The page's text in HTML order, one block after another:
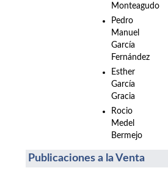
Monteagudo
Pedro
Manuel
García
Fernández
Esther
García
Gracia
Rocio
Medel
Bermejo
Publicaciones a la Venta